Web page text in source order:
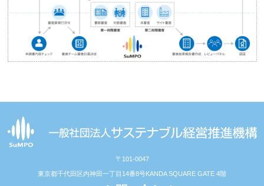
〒101-0047
東京都千代田区内神田一丁目14番8号KANDA SQUARE GATE 4階